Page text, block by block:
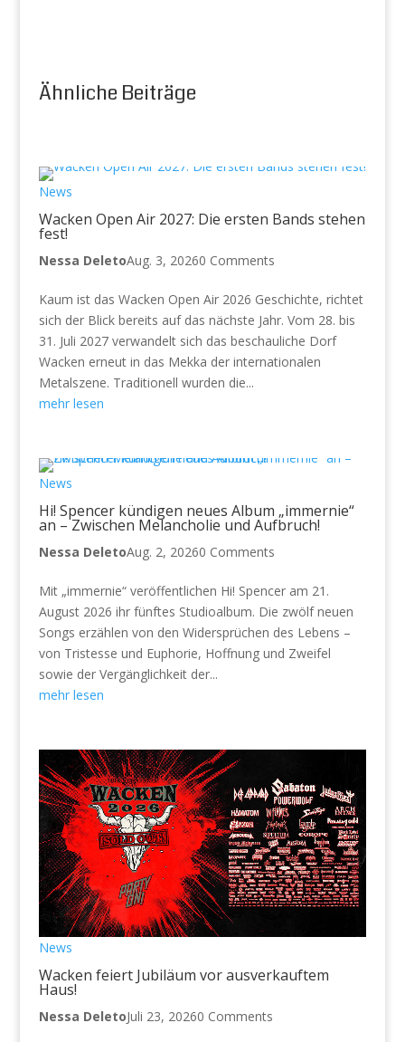
Ähnliche Beiträge
News
Wacken Open Air 2027: Die ersten Bands stehen
fest!
Nessa DeletoAug. 3, 20260 Comments
Kaum ist das Wacken Open Air 2026 Geschichte, richtet
sich der Blick bereits auf das nächste Jahr. Vom 28. bis
31. Juli 2027 verwandelt sich das beschauliche Dorf
Wacken erneut in das Mekka der internationalen
Metalszene. Traditionell wurden die...
mehr lesen
News
Hi! Spencer kündigen neues Album „immernie“
an – Zwischen Melancholie und Aufbruch!
Nessa DeletoAug. 2, 20260 Comments
Mit „immernie“ veröffentlichen Hi! Spencer am 21.
August 2026 ihr fünftes Studioalbum. Die zwölf neuen
Songs erzählen von den Widersprüchen des Lebens –
von Tristesse und Euphorie, Hoffnung und Zweifel
sowie der Vergänglichkeit der...
mehr lesen
News
Wacken feiert Jubiläum vor ausverkauftem
Haus!
Nessa DeletoJuli 23, 20260 Comments